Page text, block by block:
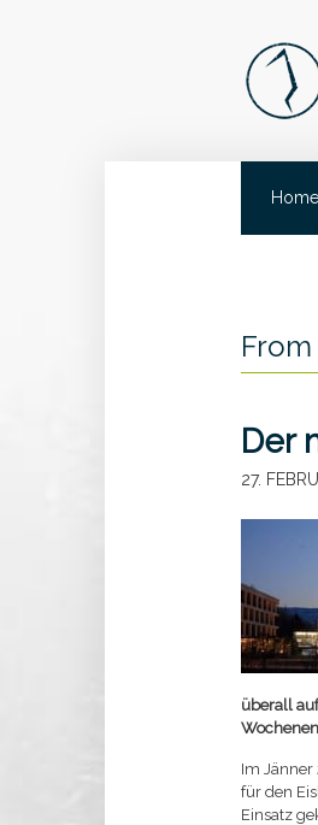
Home
Der
27.
überall
Im
für den
Einsatz